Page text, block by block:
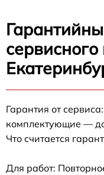
Гарантия от
комплектующие —
Что считается
Для работ: